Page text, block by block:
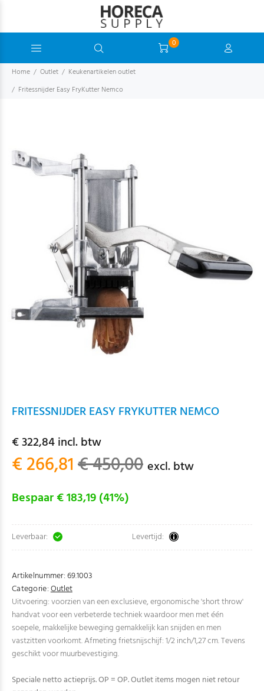
0
Home Outlet
Keukenartikelen outlet
Fritessnijder Easy FryKutter Nemco
FRITESSNIJDER EASY FRYKUTTER NEMCO
€ 322,84 incl. btw
€ 266,81€ 450,00 excl. btw
Bespaar € 183,19 (41%)
Leverbaar: Levertijd:
Artikelnummer:69.1003
Categorie:Outlet
Uitvoering: voorzien van een exclusieve, ergonomische 'short throw'
handvat voor een verbeterde techniek waardoor men met één
soepele, makkelijke beweging gemakkelijk kan snijden en men
vastzitten voorkomt. Afmeting frietsnijschijf: 1/2 inch/1,27 cm. Tevens
geschikt voor muurbevestiging.
Speciale netto actieprijs. OP = OP. Outlet items mogen niet retour